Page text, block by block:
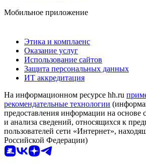
Мобильное приложение
Этика и комплаенс
Оказание услуг
Использование сайтов
Защита персональных данных
ИТ аккредитация
На информационном ресурсе hh.ru
рекомендательные технологии
предоставления информации на основе
и анализа сведений, относящихся к
пользователей сети «Интернет»,
Российской Федерации)